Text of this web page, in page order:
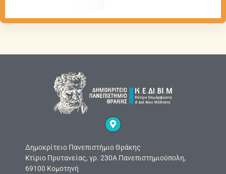
Δημοκρίτειο Πανεπιστήμιο Θράκης
Κτίριο Πρυτανείας, γρ. 230Α Πανεπιστημιούπολη,
69100 Κομοτηνή